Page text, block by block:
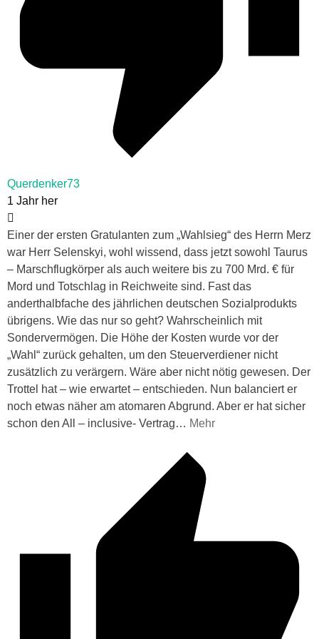
Querdenker73
1 Jahr her
Einer der ersten Gratulanten zum „Wahlsieg“ des Herrn Merz
war Herr Selenskyi, wohl wissend, dass jetzt sowohl Taurus
– Marschflugkörper als auch weitere bis zu 700 Mrd. € für
Mord und Totschlag in Reichweite sind. Fast das
anderthalbfache des jährlichen deutschen Sozialprodukts
übrigens. Wie das nur so geht? Wahrscheinlich mit
Sondervermögen. Die Höhe der Kosten wurde vor der
„Wahl“ zurück gehalten, um den Steuerverdiener nicht
zusätzlich zu verärgern. Wäre aber nicht nötig gewesen. Der
Trottel hat – wie erwartet – entschieden. Nun balanciert er
noch etwas näher am atomaren Abgrund. Aber er hat sicher
schon den All – inclusive- Vertrag… Mehr